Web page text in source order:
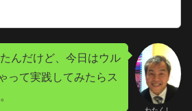
んだけど、今日はウル
って実践してみたらス